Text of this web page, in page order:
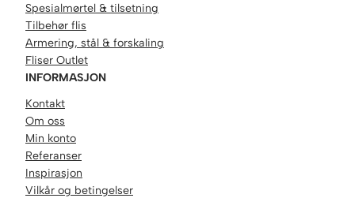
Spesialmørtel & tilsetning
Tilbehør flis
Armering, stål & forskaling
Fliser Outlet
INFORMASJON
Kontakt
Om oss
Min konto
Referanser
Inspirasjon
Vilkår og betingelser